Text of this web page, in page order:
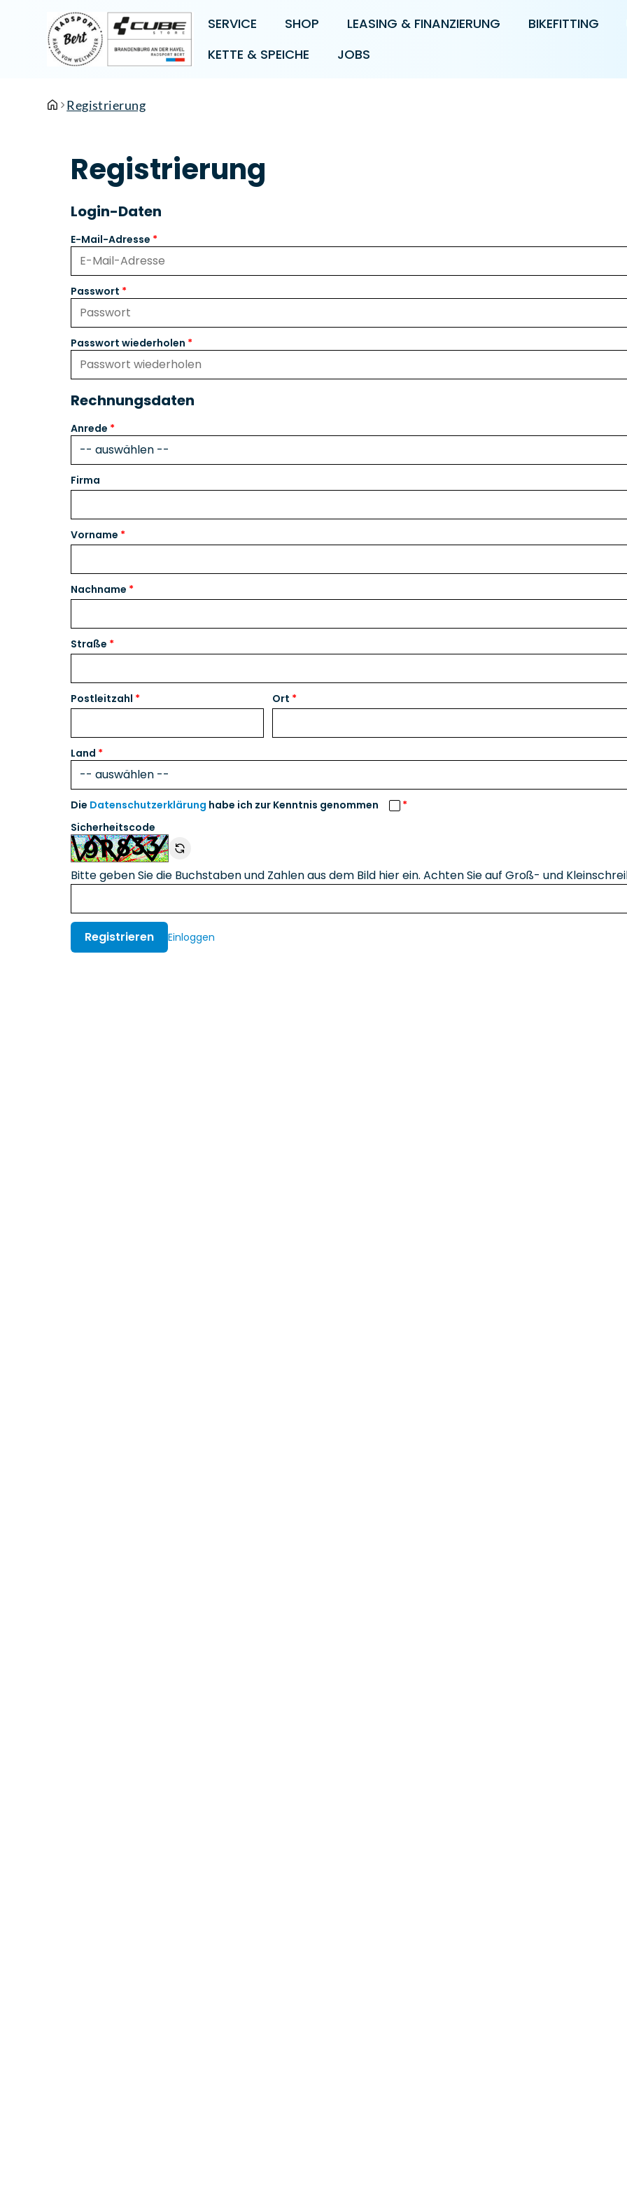
SERVICE SHOP LEASING & FINANZIERUNG BIKEFITTING
KETTE & SPEICHE
JOBS
Registrierung
Registrierung
Login-Daten
E-Mail-Adresse
Passwort
Passwort wiederholen
Rechnungsdaten
Anrede
Firma
Vorname
Nachname
Straße
Postleitzahl Ort
Land
Die Datenschutzerklärung habe ich zur Kenntnis genommen
Sicherheitscode
Bitte geben Sie die Buchstaben und Zahlen aus dem Bild hier ein. Achten Sie auf Groß- und
Registrieren Einloggen